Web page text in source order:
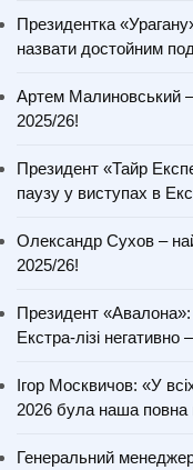
Президентка
назвати достойним
Артем Малиновський
2025/26!
Президент «Тайр
паузу у виступах в
Олександр Сухов –
2025/26!
Президент
Екстра-лізі
Ігор Москвичов: «У
2026 була наша повна
Генеральний